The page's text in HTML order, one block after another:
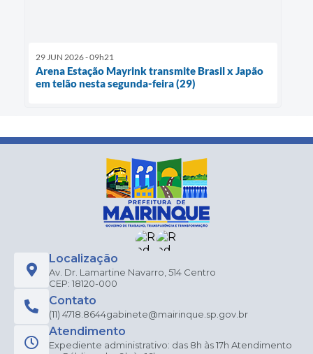
29 JUN 2026 - 09h21
Arena Estação Mayrink transmite Brasil x Japão
em telão nesta segunda-feira (29)
Localização
Av. Dr. Lamartine Navarro, 514 Centro
CEP: 18120-000
Contato
(11) 4718.8644gabinete@mairinque.sp.gov.br
Atendimento
Expediente administrativo: das 8h às 17h Atendimento